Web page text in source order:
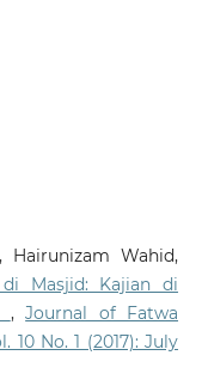
Hairunizam Wahid,
Masjid: Kajian di
,Journal of Fatwa
10 No. 1 (2017): July